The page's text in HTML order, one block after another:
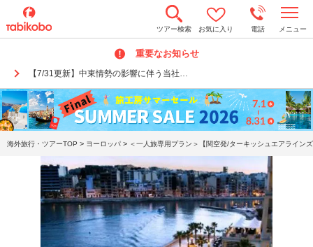
ツアー検索 お気に入り 電話 メニュー
重要なお知らせ
【7/31更新】中東情勢の影響に伴う当社…
o
n
a
v
i
g
a
t
海外旅行・ツアーTOP > ヨーロッパ > ＜一人旅専用プラン＞【関空発/ターキッシュエアライ